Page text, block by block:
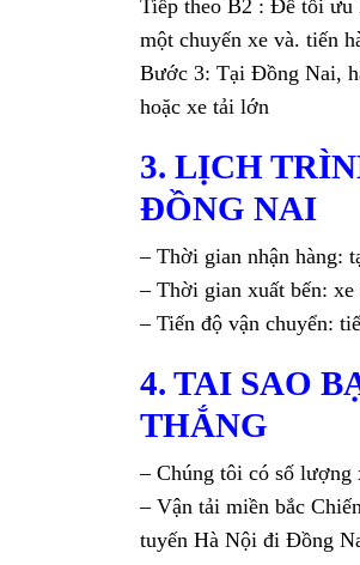
Tiếp theo B2 : Để tối ưu
một chuyến xe và. tiến
Bước 3: Tại Đồng Nai,
hoặc xe tải lớn
3. LỊCH
ĐỒNG NAI
– Thời gian nhận hàng:
– Thời gian xuất bến:
– Tiến độ vận chuyển:
4. TAI SAO
THẮNG
– Chúng tôi có số lượng
– Vận tải miền bắc
tuyến Hà Nội đi Đồng